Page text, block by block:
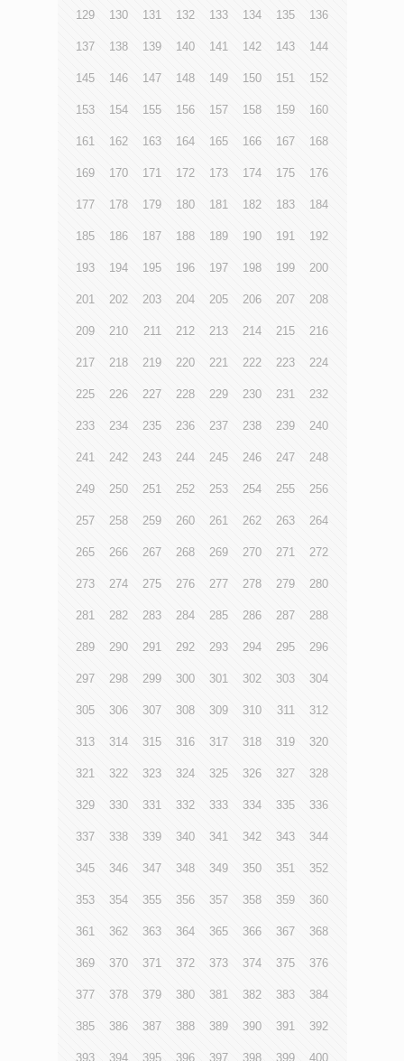
129 130 131 132 133 134 135 136
137 138 139 140 141 142 143 144
145 146 147 148 149 150 151 152
153 154 155 156 157 158 159 160
161 162 163 164 165 166 167 168
169 170 171 172 173 174 175 176
177 178 179 180 181 182 183 184
185 186 187 188 189 190 191 192
193 194 195 196 197 198 199 200
201 202 203 204 205 206 207 208
209 210 211 212 213 214 215 216
217 218 219 220 221 222 223 224
225 226 227 228 229 230 231 232
233 234 235 236 237 238 239 240
241 242 243 244 245 246 247 248
249 250 251 252 253 254 255 256
257 258 259 260 261 262 263 264
265 266 267 268 269 270 271 272
273 274 275 276 277 278 279 280
281 282 283 284 285 286 287 288
289 290 291 292 293 294 295 296
297 298 299 300 301 302 303 304
305 306 307 308 309 310 311 312
313 314 315 316 317 318 319 320
321 322 323 324 325 326 327 328
329 330 331 332 333 334 335 336
337 338 339 340 341 342 343 344
345 346 347 348 349 350 351 352
353 354 355 356 357 358 359 360
361 362 363 364 365 366 367 368
369 370 371 372 373 374 375 376
377 378 379 380 381 382 383 384
385 386 387 388 389 390 391 392
393 394 395 396 397 398 399 400